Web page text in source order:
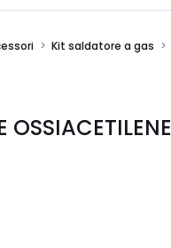
Kit saldatore a gas
OSSIACETILENE